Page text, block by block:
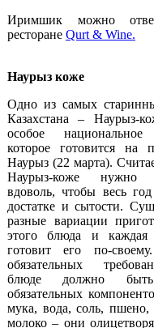
Иримшик можно
ресторане Qurt & Wine.
Наурыз коже
Одно из самых
Казахстана – Наурыз-
особое
которое готовится на
Наурыз (22 марта).
Наурыз-коже нужно
вдоволь, чтобы весь
достатке и сытости.
разные вариации
этого блюда и каждая
готовит его по-
обязательных
блюде должно
обязательных
мука, вода, соль, пшено,
молоко – они